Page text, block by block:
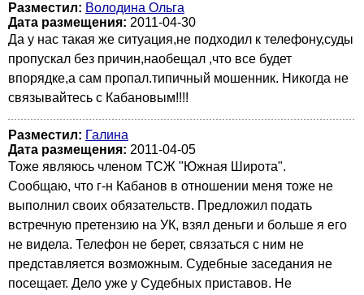
Разместил: Володина Ольга
Дата размещения: 2011-04-30
Да у нас такая же ситуация,не подходил к телефону,суды
пропускал без причин,наобещал ,что все будет
впорядке,а сам пропал.типичный мошенник. Никогда не
связывайтесь с Кабановым!!!!
Разместил: Галина
Дата размещения: 2011-04-05
Тоже являюсь членом ТСЖ "Южная Широта".
Сообщаю, что г-н Кабанов в отношении меня тоже не
выполнил своих обязательств. Предложил подать
встречную претензию на УК, взял деньги и больше я его
не видела. Телефон не берет, связаться с ним не
представляется возможным. Судебные заседания не
посещает. Дело уже у Судебных приставов. Не